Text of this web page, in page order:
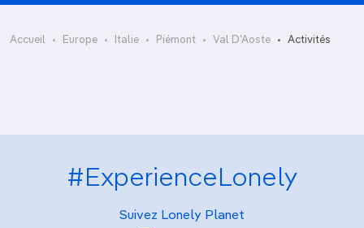
Accueil Europe Italie Piémont Val D'Aoste Activités
Skyway Monte Bianco
#ExperienceLonely
Suivez Lonely Planet